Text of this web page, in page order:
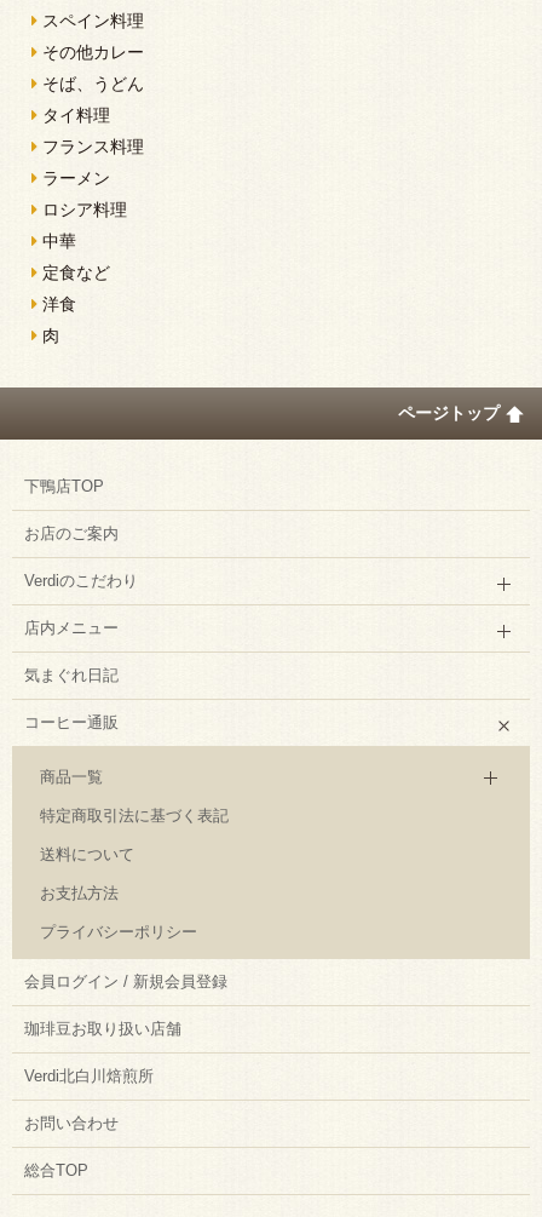
スペイン料理
その他カレー
そば、うどん
タイ料理
フランス料理
ラーメン
ロシア料理
中華
定食など
洋食
肉
ページトップ
下鴨店TOP
お店のご案内
Verdiのこだわり
店内メニュー
気まぐれ日記
コーヒー通販
商品一覧
特定商取引法に基づく表記
送料について
お支払方法
プライバシーポリシー
会員ログイン / 新規会員登録
珈琲豆お取り扱い店舗
Verdi北白川焙煎所
お問い合わせ
総合TOP